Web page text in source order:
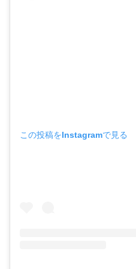
この投稿をInstagramで見る